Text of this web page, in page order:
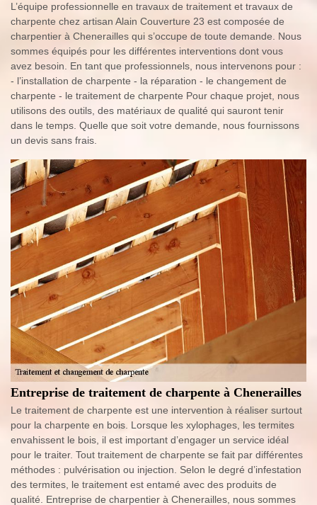
L’équipe professionnelle en travaux de traitement et travaux de
charpente chez artisan Alain Couverture 23 est composée de
charpentier à Chenerailles qui s’occupe de toute demande. Nous
sommes équipés pour les différentes interventions dont vous
avez besoin. En tant que professionnels, nous intervenons pour :
- l’installation de charpente - la réparation - le changement de
charpente - le traitement de charpente Pour chaque projet, nous
utilisons des outils, des matériaux de qualité qui sauront tenir
dans le temps. Quelle que soit votre demande, nous fournissons
un devis sans frais.
Entreprise de traitement de charpente à Chenerailles
Le traitement de charpente est une intervention à réaliser surtout
pour la charpente en bois. Lorsque les xylophages, les termites
envahissent le bois, il est important d’engager un service idéal
pour le traiter. Tout traitement de charpente se fait par différentes
méthodes : pulvérisation ou injection. Selon le degré d’infestation
des termites, le traitement est entamé avec des produits de
qualité. Entreprise de charpentier à Chenerailles, nous sommes